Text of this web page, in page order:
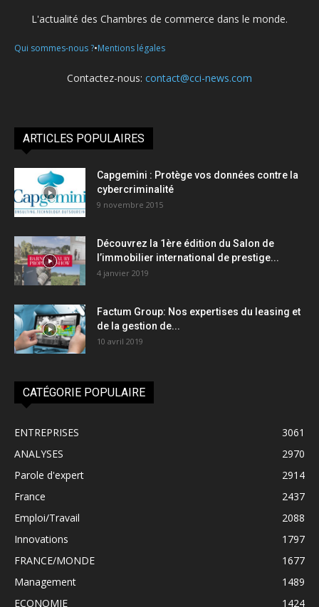
L'actualité des Chambres de commerce dans le monde.
Qui sommes-nous ?•Mentions légales
Contactez-nous: contact@cci-news.com
ARTICLES POPULAIRES
Capgemini : Protège vos données contre la
cybercriminalité
9 novembre 2015
Découvrez la 1ère édition du Salon de
l’immobilier international de prestige...
4 janvier 2019
Factum Group: Nos expertises du leasing et
de la gestion de...
10 avril 2019
CATÉGORIE POPULAIRE
ENTREPRISES
3061
ANALYSES
2970
Parole d'expert
2914
France
2437
Emploi/Travail
2088
Innovations
1797
FRANCE/MONDE
1677
Management
1489
ECONOMIE
1424